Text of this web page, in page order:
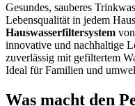
Gesundes, sauberes
Lebensqualität in jedem
Hauswasserfiltersystem
innovative und nachhaltige
zuverlässig mit gefiltertem
Ideal für Familien und
Was macht den